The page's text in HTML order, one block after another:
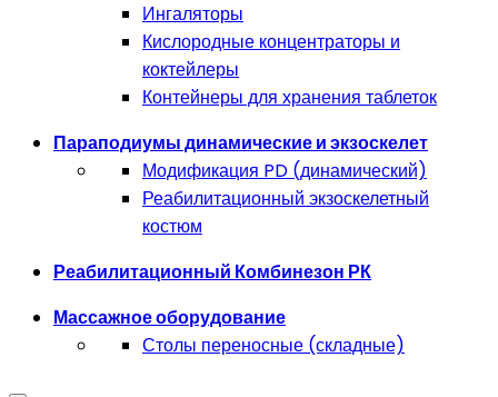
Ингаляторы
Кислородные концентраторы и
коктейлеры
Контейнеры для хранения таблеток
Параподиумы динамические и экзоскелет
Модификация PD (динамический)
Реабилитационный экзоскелетный
костюм
Реабилитационный Комбинезон РК
Массажное оборудование
Столы переносные (складные)